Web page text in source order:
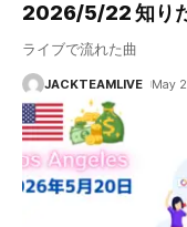
2026/5/22 知り
ライブで流れた曲
JACKTEAMLIVE May